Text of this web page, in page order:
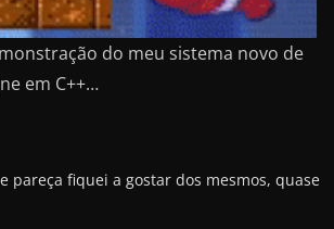
do meu sistema novo de
em C++…
pareça fiquei a gostar dos mesmos, quase